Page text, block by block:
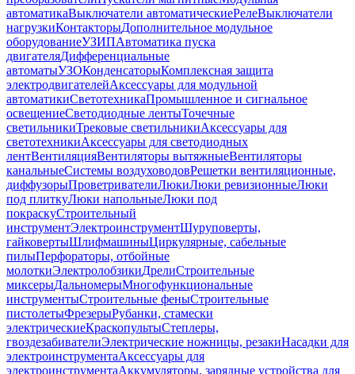
автоматикаВыключатели автоматическиеРелеВыключатели
нагрузкиКонтакторыДополнительное модульное
оборудованиеУЗИПАвтоматика пуска
двигателяДифференциальные
автоматыУЗОКонденсаторыКомплексная защита
электродвигателейАксессуары для модульной
автоматикиСветотехникаПромышленное и сигнальное
освещениеСветодиодные лентыТочечные
светильникиТрековые светильникиАксессуары для
светотехникиАксессуары для светодиодных
лентВентиляцияВентиляторы вытяжныеВентиляторы
канальныеСистемы воздуховодовРешетки вентиляционные,
диффузорыПроветривателиЛюкиЛюки ревизионныеЛюки
под плиткуЛюки напольныеЛюки под
покраскуСтроительный
инструментЭлектроинструментШуруповерты,
гайковертыШлифмашиныЦиркулярные, сабельные
пилыПерфораторы, отбойные
молоткиЭлектролобзикиДрелиСтроительные
миксерыДальномерыМногофункциональные
инструментыСтроительные феныСтроительные
пистолетыФрезерыРубанки, стамески
электрическиеКраскопультыСтеплеры,
гвоздезабивателиЭлектрические ножницы, резакиНасадки для
электроинструментаАксессуары для
электроинструментаАккумуляторы, зарядные устройства для